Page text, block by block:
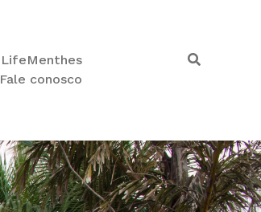
LifeMenthes
Fale conosco